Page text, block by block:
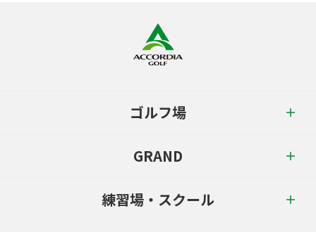
ゴルフ場
GRAND
練習場・スクール